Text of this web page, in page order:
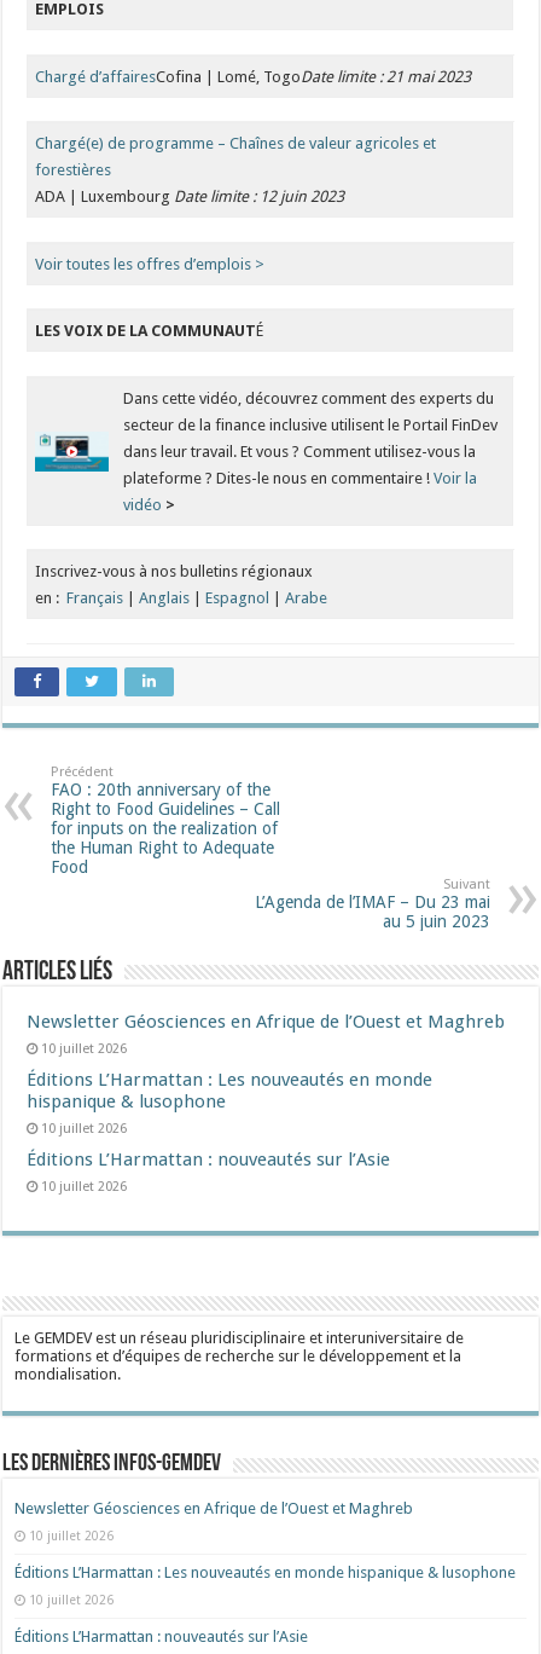
EMPLOIS
Chargé d’affairesCofina | Lomé, TogoDate limite : 21 mai 2023
Chargé(e) de programme – Chaînes de valeur agricoles et
forestières
ADA | Luxembourg Date limite : 12 juin 2023
Voir toutes les offres d’emplois >
LES VOIX DE LA COMMUNAUTÉ
Dans cette vidéo, découvrez comment des experts du
secteur de la finance inclusive utilisent le Portail FinDev
dans leur travail. Et vous ? Comment utilisez-vous la
plateforme ? Dites-le nous en commentaire !Voir la
vidéo >
Inscrivez-vous à nos bulletins régionaux
en :Français |Anglais |Espagnol |Arabe
Précédent
FAO : 20th anniversary of the
Right to Food Guidelines – Call
for inputs on the realization of
the Human Right to Adequate
Food
Suivant
L’Agenda de l’IMAF – Du 23 mai
au 5 juin 2023
Articles liés
Newsletter Géosciences en Afrique de l’Ouest et Maghreb
10 juillet 2026
Éditions L’Harmattan : Les nouveautés en monde
hispanique & lusophone
10 juillet 2026
Éditions L’Harmattan : nouveautés sur l’Asie
10 juillet 2026
Le GEMDEV est un réseau pluridisciplinaire et interuniversitaire de
formations et d’équipes de recherche sur le développement et la
mondialisation.
Les dernières Infos-Gemdev
Newsletter Géosciences en Afrique de l’Ouest et Maghreb
10 juillet 2026
Éditions L’Harmattan : Les nouveautés en monde hispanique & lusophone
10 juillet 2026
Éditions L’Harmattan : nouveautés sur l’Asie